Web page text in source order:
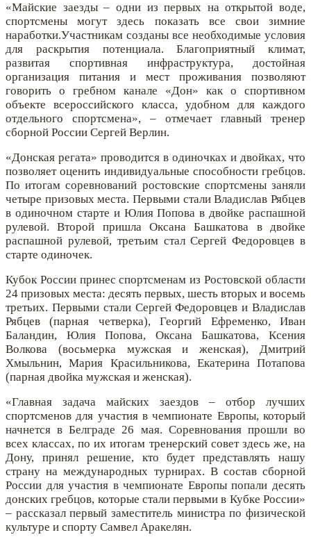
«Майские заезды – одни из первых на открытой воде,
спортсмены могут здесь показать все свои зимние
наработки.Участникам созданы все необходимые условия
для раскрытия потенциала. Благоприятный климат,
развитая спортивная инфраструктура, достойная
организация питания и мест проживания позволяют
говорить о гребном канале «Дон» как о спортивном
объекте всероссийского класса, удобном для каждого
отдельного спортсмена», – отмечает главный тренер
сборной России Сергей Верлин.
«Донская регата» проводится в одиночках и двойках, что
позволяет оценить индивидуальные способности гребцов.
По итогам соревнований ростовские спортсмены заняли
четыре призовых места. Первыми стали Владислав Рябцев
в одиночном старте и Юлия Попова в двойке распашной
рулевой. Второй пришла Оксана Башкатова в двойке
распашной рулевой, третьим стал Сергей Федоровцев в
старте одиночек.
Кубок России принес спортсменам из Ростовской области
24 призовых места: десять первых, шесть вторых и восемь
третьих. Первыми стали Сергей Федоровцев и Владислав
Рябцев (парная четверка), Георгий Ефременко, Иван
Баландин, Юлия Попова, Оксана Башкатова, Ксения
Волкова (восьмерка мужская и женская), Дмитрий
Хмыльнин, Мария Красильникова, Екатерина Потапова
(парная двойка мужская и женская).
«Главная задача майских заездов – отбор лучших
спортсменов для участия в чемпионате Европы, который
начнется в Белграде 26 мая. Соревнования прошли во
всех классах, по их итогам тренерский совет здесь же, на
Дону, принял решение, кто будет представлять нашу
страну на международных турнирах. В состав сборной
России для участия в чемпионате Европы попали десять
донских гребцов, которые стали первыми в Кубке России»
– рассказал первый заместитель министра по физической
культуре и спорту Самвел Аракелян.